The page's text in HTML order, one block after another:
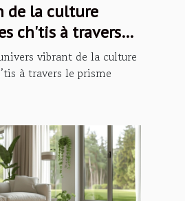
de la culture
ch'tis à travers
vibrant de la culture
à travers le prisme